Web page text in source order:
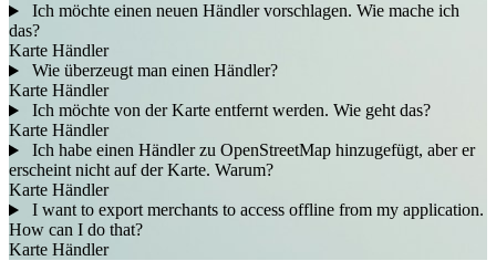
Ich möchte einen neuen Händler vorschlagen. Wie mache ich
das?
Karte Händler
Wie überzeugt man einen Händler?
Karte Händler
Ich möchte von der Karte entfernt werden. Wie geht das?
Karte Händler
Ich habe einen Händler zu OpenStreetMap hinzugefügt, aber er
erscheint nicht auf der Karte. Warum?
Karte Händler
I want to export merchants to access offline from my application.
How can I do that?
Karte Händler